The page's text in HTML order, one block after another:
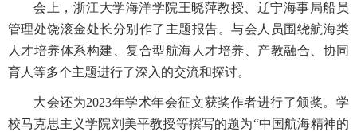
会上，浙江大学海洋学院王晓萍教授、辽宁海事局船员
管理处饶滚金处长分别作了主题报告。与会人员围绕航海类
人才培养体系构建、复合型航海人才培养、产教融合、协同
育人等多个主题进行了深入的交流和探讨。
大会还为2023年学术年会征文获奖作者进行了颁奖。学
校马克思主义学院刘美平教授等撰写的题为“中国航海精神的